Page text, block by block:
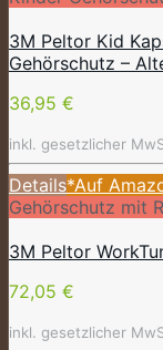
3M Peltor Kid
Gehörschutz –
36,95 €
inkl. gesetzlicher
Details*Auf
Gehörschutz mit
3M Peltor
72,05 €
inkl. gesetzlicher